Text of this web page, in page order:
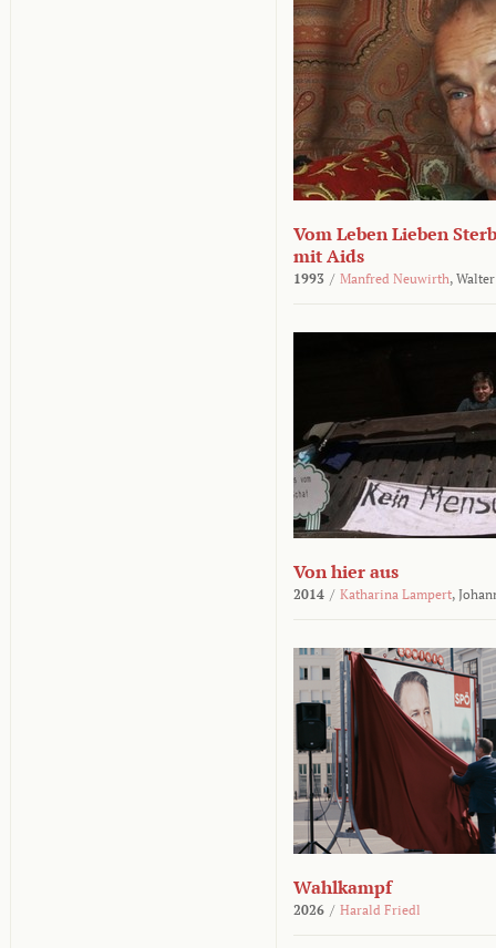
Vom Leben Lieben
mit Aids
1993 / Manfred Neuwirth,
Von hier aus
2014 / Katharina Lampert,
Wahlkampf
2026 / Harald Friedl